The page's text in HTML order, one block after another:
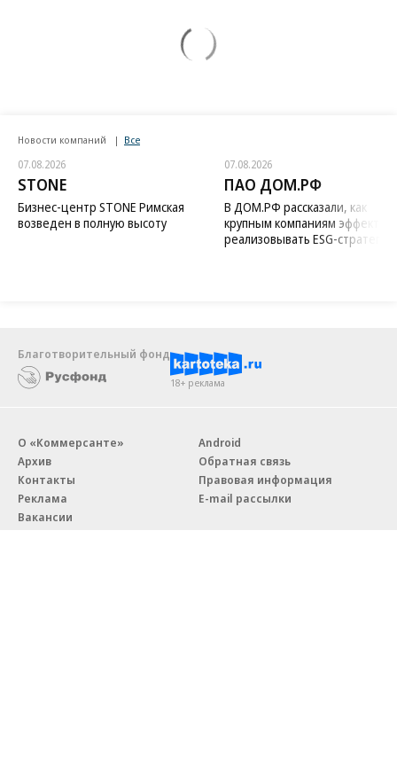
Новости компаний Все
07.08.2026
STONE
Бизнес-центр STONE Римская
возведен в полную высоту
07.08.2026
ПАО ДОМ.РФ
В ДОМ.РФ рассказали, как
крупным компаниям
реализовывать ESG-стратегию
Благотворительный фонд
18+ реклама
О «Коммерсанте»
Архив
Контакты
Реклама
Вакансии
Android
Обратная связь
Правовая информация
E-mail рассылки